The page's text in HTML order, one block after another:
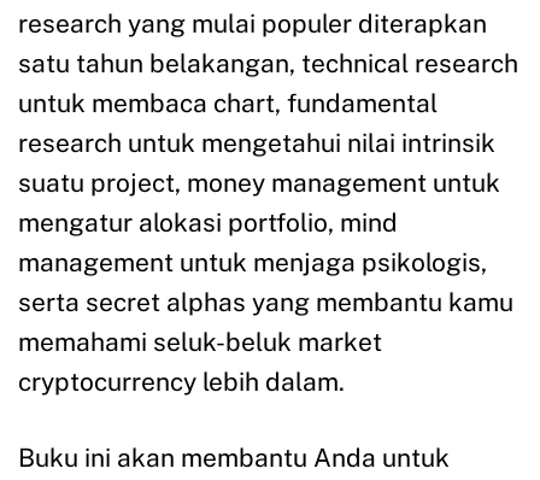
research yang mulai populer diterapkan
satu tahun belakangan, technical research
untuk membaca chart, fundamental
research untuk mengetahui nilai intrinsik
suatu project, money management untuk
mengatur alokasi portfolio, mind
management untuk menjaga psikologis,
serta secret alphas yang membantu kamu
memahami seluk-beluk market
cryptocurrency lebih dalam.
Buku ini akan membantu Anda untuk